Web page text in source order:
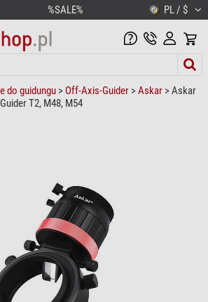
%SALE% PL / $
do guidungu > Off-Axis-Guider >Askar > Askar
T2, M48, M54